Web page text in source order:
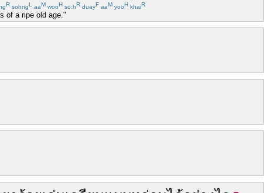
R sohngL aaM wooH so:hR duayF aaM yooH khaiR
of a ripe old age."